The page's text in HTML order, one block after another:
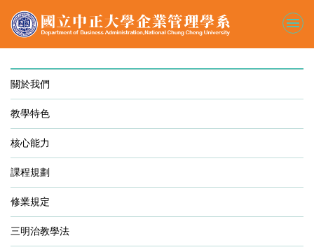
到
內
容
區
關於我們
教學特色
核心能力
課程規劃
修業規定
三明治教學法